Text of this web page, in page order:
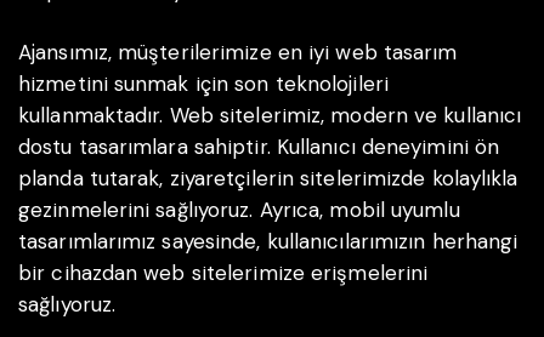
Ajansımız, müşterilerimize en iyi web tasarım
hizmetini sunmak için son teknolojileri
kullanmaktadır. Web sitelerimiz, modern ve kullanıcı
dostu tasarımlara sahiptir. Kullanıcı deneyimini ön
planda tutarak, ziyaretçilerin sitelerimizde kolaylıkla
gezinmelerini sağlıyoruz. Ayrıca, mobil uyumlu
tasarımlarımız sayesinde, kullanıcılarımızın herhangi
bir cihazdan web sitelerimize erişmelerini
sağlıyoruz.